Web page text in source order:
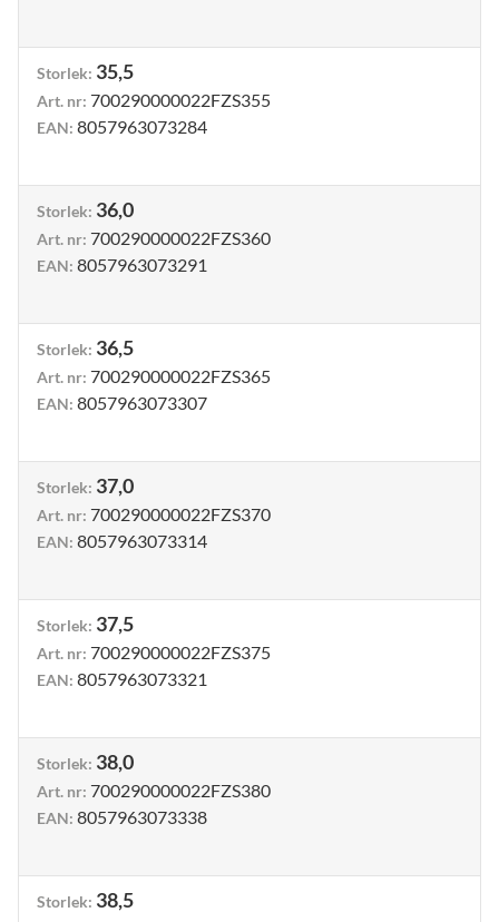
Storlek: 35,5
Art. nr: 700290000022FZS355
EAN: 8057963073284
Storlek: 36,0
Art. nr: 700290000022FZS360
EAN: 8057963073291
Storlek: 36,5
Art. nr: 700290000022FZS365
EAN: 8057963073307
Storlek: 37,0
Art. nr: 700290000022FZS370
EAN: 8057963073314
Storlek: 37,5
Art. nr: 700290000022FZS375
EAN: 8057963073321
Storlek: 38,0
Art. nr: 700290000022FZS380
EAN: 8057963073338
Storlek: 38,5